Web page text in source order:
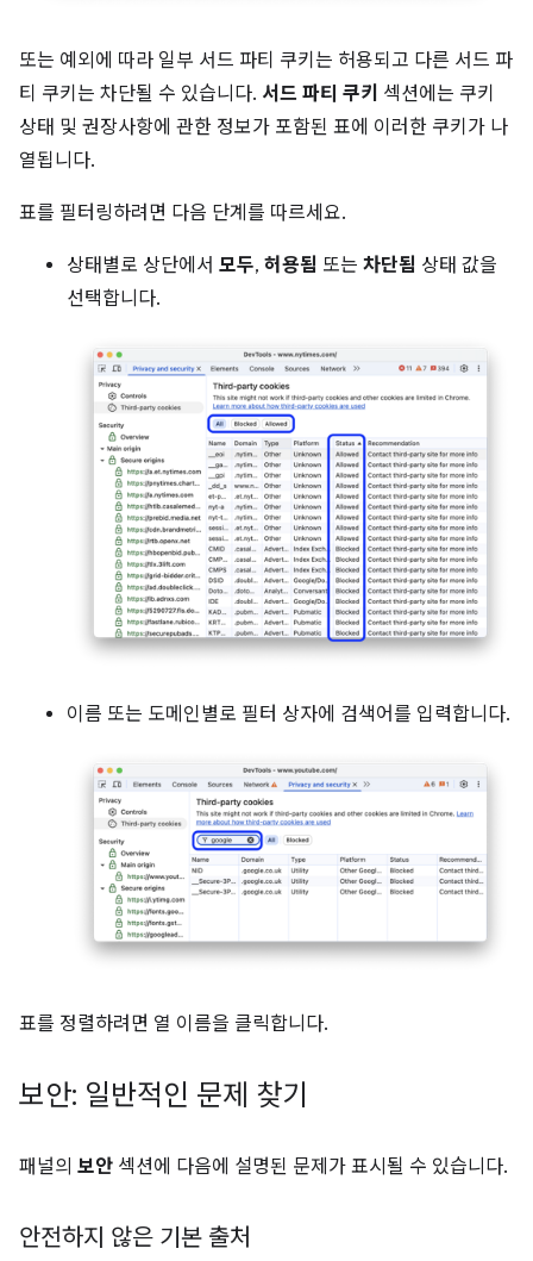
또는 예외에 따라 일부 서드 파티 쿠키는 허용되고 다른 서드 파
티 쿠키는 차단될 수 있습니다. 서드 파티 쿠키 섹션에는 쿠키
상태 및 권장사항에 관한 정보가 포함된 표에 이러한 쿠키가 나
열됩니다.
표를 필터링하려면 다음 단계를 따르세요.
상태별로 상단에서 모두, 허용됨 또는 차단됨 상태 값을
선택합니다.
이름 또는 도메인별로 필터 상자에 검색어를 입력합니다.
표를 정렬하려면 열 이름을 클릭합니다.
보안: 일반적인 문제 찾기
패널의 보안 섹션에 다음에 설명된 문제가 표시될 수 있습니다.
안전하지 않은 기본 출처